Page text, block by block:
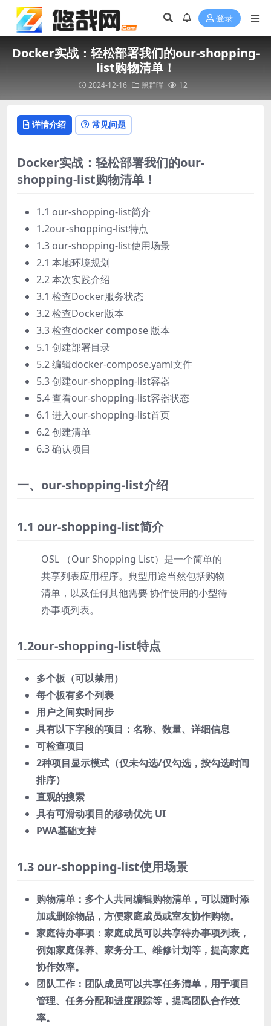
登录
Docker实战：轻松部署我们的our-shopping-
list购物清单！
2024-12-16 黑群晖 12
详情介绍 常见问题
Docker实战：轻松部署我们的our-
shopping-list购物清单！
1.1 our-shopping-list简介
1.2our-shopping-list特点
1.3 our-shopping-list使用场景
2.1 本地环境规划
2.2 本次实践介绍
3.1 检查Docker服务状态
3.2 检查Docker版本
3.3 检查docker compose 版本
5.1 创建部署目录
5.2 编辑docker-compose.yaml文件
5.3 创建our-shopping-list容器
5.4 查看our-shopping-list容器状态
6.1 进入our-shopping-list首页
6.2 创建清单
6.3 确认项目
一、our-shopping-list介绍
1.1 our-shopping-list简介
OSL （Our Shopping List）是一个简单的
共享列表应用程序。典型用途当然包括购物
清单，以及任何其他需要 协作使用的小型待
办事项列表。
1.2our-shopping-list特点
多个板（可以禁用）
每个板有多个列表
用户之间实时同步
具有以下字段的项目：名称、数量、详细信息
可检查项目
2种项目显示模式（仅未勾选/仅勾选，按勾选时间
排序）
直观的搜索
具有可滑动项目的移动优先 UI
PWA基础支持
1.3 our-shopping-list使用场景
购物清单：多个人共同编辑购物清单，可以随时添
加或删除物品，方便家庭成员或室友协作购物。
家庭待办事项：家庭成员可以共享待办事项列表，
例如家庭保养、家务分工、维修计划等，提高家庭
协作效率。
团队工作：团队成员可以共享任务清单，用于项目
管理、任务分配和进度跟踪等，提高团队合作效
率。